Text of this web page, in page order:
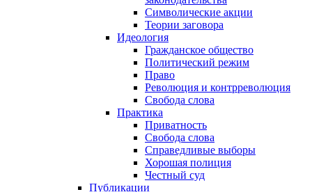
Символические акции
Теории заговора
Идеология
Гражданское общество
Политический режим
Право
Революция и контрреволюция
Свобода слова
Практика
Приватность
Свобода слова
Справедливые выборы
Хорошая полиция
Честный суд
Публикации